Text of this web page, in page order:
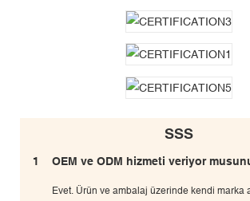
SSS
1 OEM ve ODM hizmeti veriyor
Evet. Ürün ve ambalaj üzerinde kendi marka